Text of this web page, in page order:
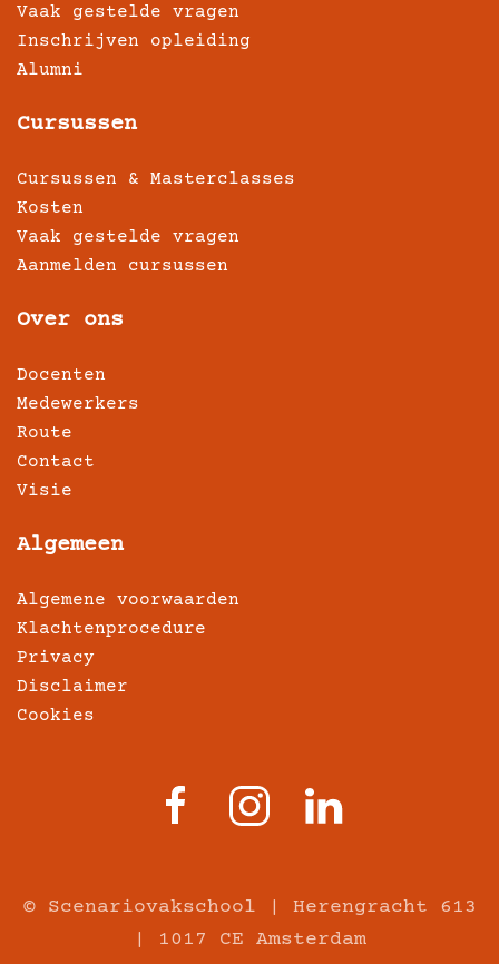
Vaak gestelde vragen
Inschrijven opleiding
Alumni
Cursussen
Cursussen & Masterclasses
Kosten
Vaak gestelde vragen
Aanmelden cursussen
Over ons
Docenten
Medewerkers
Route
Contact
Visie
Algemeen
Algemene voorwaarden
Klachtenprocedure
Privacy
Disclaimer
Cookies
© Scenariovakschool | Herengracht 613
| 1017 CE Amsterdam